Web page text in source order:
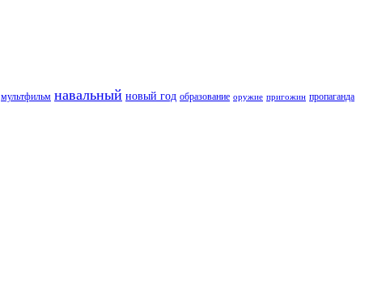
мультфильм навальный новый год образование оружие пригожин пропаганда